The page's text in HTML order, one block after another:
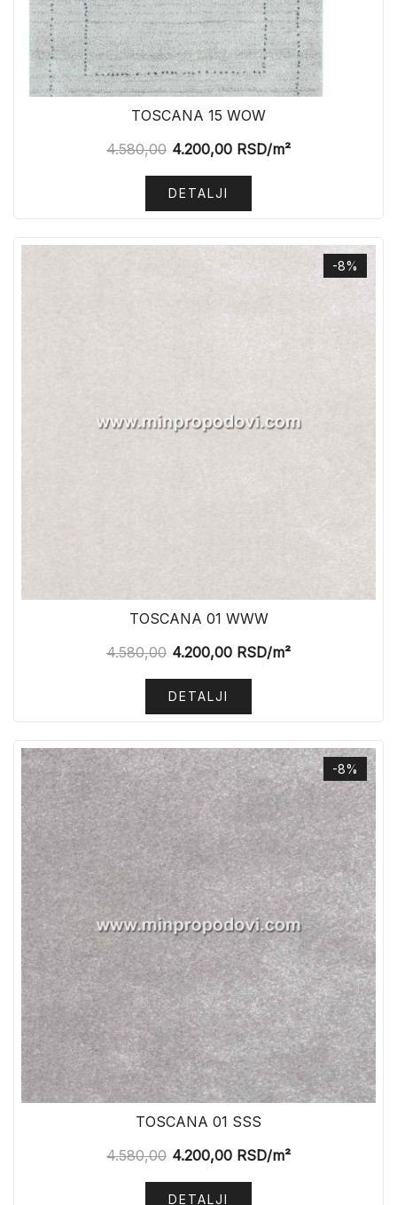
TOSCANA 15 WOW
4.580,00 4.200,00 RSD/m²
DETALJI
-8%
TOSCANA 01 WWW
4.580,00 4.200,00 RSD/m²
DETALJI
-8%
TOSCANA 01 SSS
4.580,00 4.200,00 RSD/m²
DETALJI